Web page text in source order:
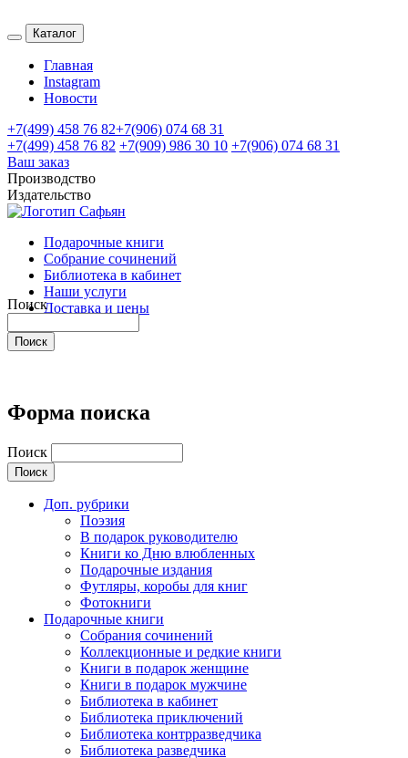
Каталог
Главная
Instagram
Новости
+7(499) 458 76 82+7(906) 074 68 31
+7(499) 458 76 82 +7(909) 986 30 10 +7(906) 074 68 31
Ваш заказ
Производство
Издательство
Подарочные книги
Собрание сочинений
Библиотека в кабинет
Наши услуги
Доставка и цены
Поиск
Форма поиска
Поиск
Доп. рубрики
Поэзия
В подарок руководителю
Книги ко Дню влюбленных
Подарочные издания
Футляры, коробы для книг
Фотокниги
Подарочные книги
Собрания сочинений
Коллекционные и редкие книги
Книги в подарок женщине
Книги в подарок мужчине
Библиотека в кабинет
Библиотека приключений
Библиотека контрразведчика
Библиотека разведчика